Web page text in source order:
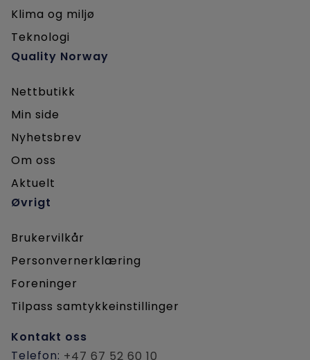
Kontakt oss
Telefon: +47 67 52 60 10
Klima og miljø
Teknologi
Quality Norway
Nettbutikk
Min side
Nyhetsbrev
Om oss
Aktuelt
Øvrigt
Brukervilkår
Personvernerklæring
Foreninger
Tilpass samtykkeinstillinger